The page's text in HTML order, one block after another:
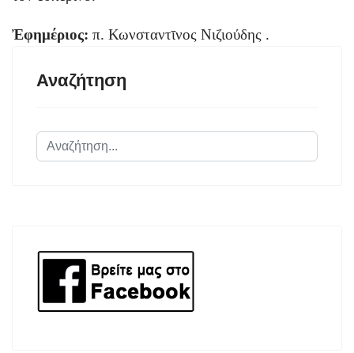
Ἐφημέριος: π. Κωνσταντῑνος Νιζιούδης .
Αναζήτηση
Αναζήτηση...